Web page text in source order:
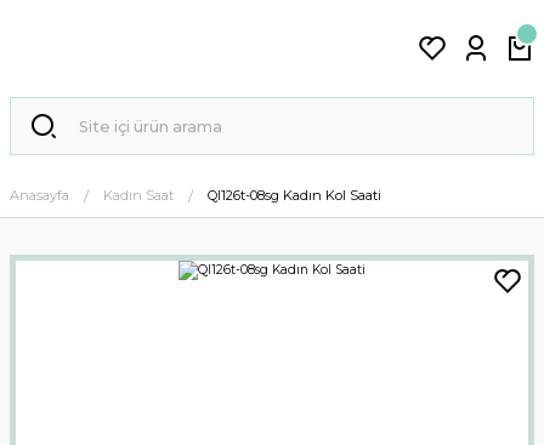
Anasayfa Kadın Saat Ql126t-08sg Kadın Kol Saati